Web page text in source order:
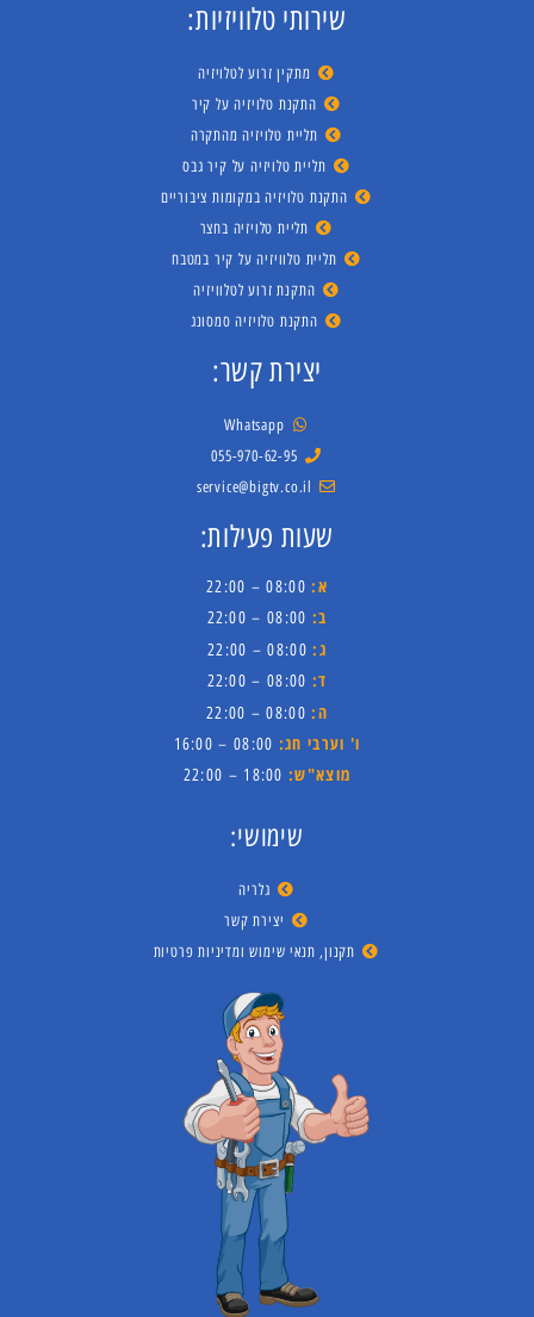
שירותי טלוויזיות:
מתקין זרוע לטלויזיה
התקנת טלויזיה על קיר
תליית טלויזיה מהתקרה
תליית טלויזיה על קיר גבס
התקנת טלויזיה במקומות ציבוריים
תליית טלויזיה בחצר
תליית טלוויזיה על קיר במטבח
התקנת זרוע לטלוויזיה
התקנת טלויזיה סמסונג
יצירת קשר:
Whatsapp
055-970-62-95
service@bigtv.co.il
שעות פעילות:
א:08:00 – 22:00
ב:
ג:08:00 – 22:00
ד:
ה:08:00 – 22:00
ו' וערבי חג:
מוצא"ש:18:00 – 22:00
שימושי:
גלריה
יצירת קשר
תקנון, תנאי שימוש ומדיניות פרטיות